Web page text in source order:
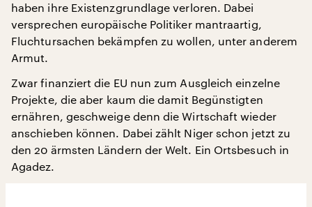
haben ihre Existenzgrundlage verloren. Dabei
versprechen europäische Politiker mantraartig,
Fluchtursachen bekämpfen zu wollen, unter anderem
Armut.
Zwar finanziert die EU nun zum Ausgleich einzelne
Projekte, die aber kaum die damit Begünstigten
ernähren, geschweige denn die Wirtschaft wieder
anschieben können. Dabei zählt Niger schon jetzt zu
den 20 ärmsten Ländern der Welt. Ein Ortsbesuch in
Agadez.